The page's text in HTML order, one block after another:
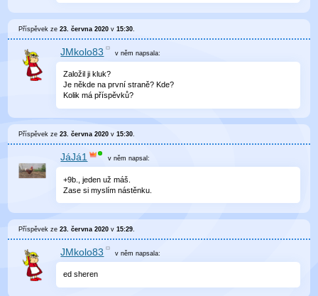
Příspěvek ze23. června 2020 v15:30
JMkolo83 v němnapsala:
Založil ji kluk?
Je někde na první straně? Kde?
Kolik má příspěvků?
Příspěvek ze23. června 2020 v15:30.
JáJá1 v něm napsal:
+9b., jeden už máš.
Zase si myslím nástěnku.
Příspěvek ze23. června 2020 v15:29
JMkolo83 v němnapsala:
ed sheren